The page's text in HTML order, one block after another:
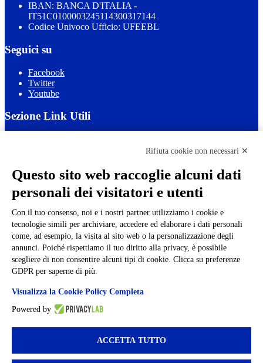
IBAN: BANCA D'ITALIA -
IT51C0100003245114300317144
Codice Univoco Ufficio: UFEEBL
Seguici su
Facebook
Twitter
Youtube
Sezione Link Utili
Ufficio Relazioni con il Pubblico
Dichiarazione di accessibilità
Obiettivi di accessibilità
Gestione consensi cookie
Amministrazione trasparente
Pagina visualizzata
507 volte
Sezione Copyright
Copyright 2026 | Engineered and powered by Gruppo Spaggiari
Parma S.p.A. | Divisione Publishing & New Social Media
Rifiuta cookie non necessari ✕
Questo sito web raccoglie alcuni dati
personali dei visitatori e utenti
Con il tuo consenso, noi e i nostri partner utilizziamo i cookie e
tecnologie simili per archiviare, accedere ed elaborare i dati personali
come, ad esempio, la visita al sito web o la personalizzazione degli
annunci. Poiché rispettiamo il tuo diritto alla privacy, è possibile
scegliere di non consentire alcuni tipi di cookie. Clicca su preferenze
GDPR per saperne di più.
Visualizza la Cookie Policy Completa
Powered by
ACCETTA TUTTO